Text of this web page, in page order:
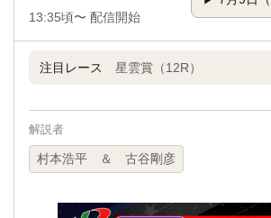
13:35頃〜 配信開始
注目レース 星雲賞（12R）
解説者
村本浩平 ＆ 古谷剛彦